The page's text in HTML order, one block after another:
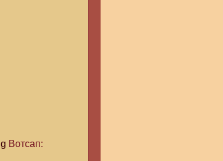
Вотсап: